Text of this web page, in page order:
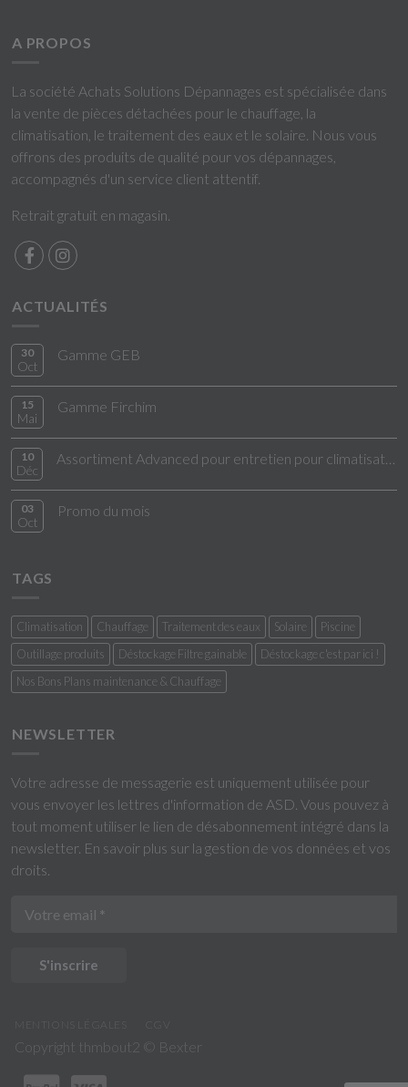
A PROPOS
La société Achats Solutions Dépannages est spécialisée dans
la vente de pièces détachées pour le chauffage, la
climatisation, le traitement des eaux et le solaire. Nous vous
offrons des produits de qualité pour vos dépannages,
accompagnés d'un service client attentif.
Retrait gratuit en magasin.
ACTUALITÉS
30
Oct
Gamme GEB
15
Mai
Gamme Firchim
10
Déc
03
Oct
Promo du mois
TAGS
Climatisation Chauffage Traitement des eaux Solaire
Piscine
Outillage produits
Déstockage Filtre gainable
Déstockage c'est par ici !
Nos Bons Plans maintenance & Chauffage
NEWSLETTER
Votre adresse de messagerie est uniquement utilisée pour
vous envoyer les lettres d'information de ASD. Vous pouvez à
tout moment utiliser le lien de désabonnement intégré dans la
newsletter. En savoir plus sur la gestion de vos données et vos
droits
S'inscrire
Copyright thmbout2 © Bexter